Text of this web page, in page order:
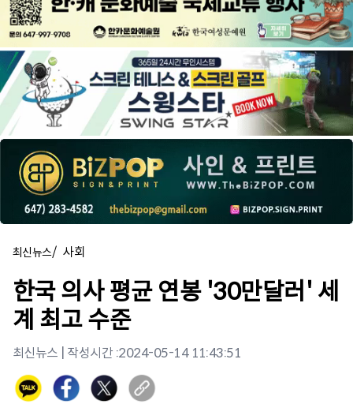
최신뉴스/ 사회
한국 의사 평균 연봉 '30만달러' 세
계 최고 수준
최신뉴스 | 작성시간 :2024-05-14 11:43:51